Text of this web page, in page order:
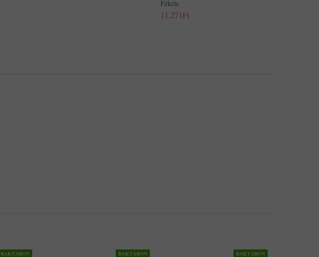
Fekete
11,271Ft
RAKTÁRON RAKTÁRON RAKTÁRON